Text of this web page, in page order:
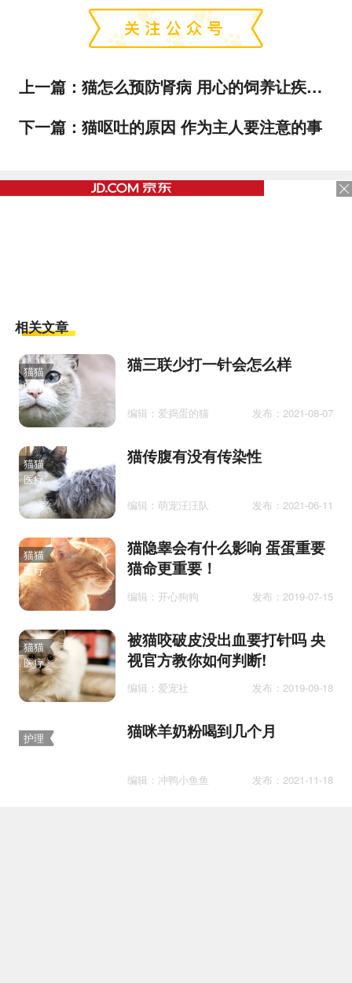
上一篇： 猫怎么预防肾病 用心的饲养让疾病远离猫主子
下一篇： 猫呕吐的原因 作为主人要注意的事
相关文章
猫猫
医疗
猫三联少打一针会怎么样
编辑：爱捣蛋的猫 发布：2021-08-07
猫猫
医疗
猫传腹有没有传染性
编辑：萌宠汪汪队 发布：2021-06-11
猫猫
医疗
猫隐睾会有什么影响 蛋蛋重要
猫命更重要！
编辑：开心狗狗 发布：2019-07-15
猫猫
医疗
被猫咬破皮没出血要打针吗 央
视官方教你如何判断!
编辑：爱宠社 发布：2019-09-18
护理 猫咪羊奶粉喝到几个月
编辑：冲鸭小鱼鱼 发布：2021-11-18